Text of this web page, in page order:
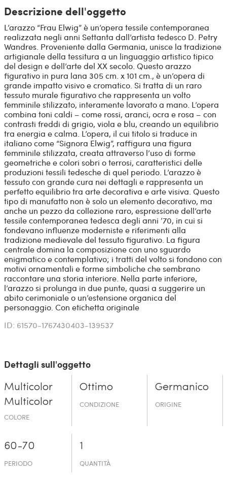
Descrizione dell'oggetto
L’arazzo “Frau Elwig” è un’opera tessile contemporanea
realizzata negli anni Settanta dall’artista tedesco D. Petry
Wandres. Proveniente dalla Germania, unisce la tradizione
artigianale della tessitura a un linguaggio artistico tipico
del design e dell’arte del XX secolo. Questo arazzo
figurativo in pura lana 305 cm. x 101 cm., è un’opera di
grande impatto visivo e cromatico. Si tratta di un raro
tessuto murale figurativo che rappresenta un volto
femminile stilizzato, interamente lavorato a mano. L’opera
combina toni caldi – come rossi, aranci, ocra e rosa – con
contrasti freddi di grigio, viola e blu, creando un equilibrio
tra energia e calma. L’opera, il cui titolo si traduce in
italiano come “Signora Elwig”, raffigura una figura
femminile stilizzata, creata attraverso l’uso di forme
geometriche e colori sobri o terrosi, caratteristici delle
produzioni tessili tedesche di quel periodo. L’arazzo è
tessuto con grande cura nei dettagli e rappresenta un
perfetto equilibrio tra arte decorativa e arte visiva. Questo
tipo di manufatto non è solo un elemento decorativo, ma
anche un pezzo da collezione raro, espressione dell’arte
tessile contemporanea tedesca degli anni ’70, in cui si
fondevano influenze moderniste e riferimenti alla
tradizione medievale del tessuto figurativo. La figura
centrale domina la composizione con uno sguardo
enigmatico e contemplativo; i tratti del volto si fondono con
motivi ornamentali e forme simboliche che sembrano
raccontare una storia interiore. Nella parte inferiore,
l’arazzo si prolunga in due punte, quasi a suggerire un
abito cerimoniale o un’estensione organica del
personaggio. Con etichetta originale
ID: 61570-1767430403-139537
Dettagli sull'oggetto
Multicolor
Multicolor
COLORE
Ottimo
CONDIZIONE
Germanico
ORIGINE
60-70
PERIODO
1
QUANTITÀ